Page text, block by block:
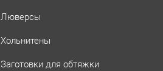
Люверсы
Хольнитены
Заготовки для обтяжки